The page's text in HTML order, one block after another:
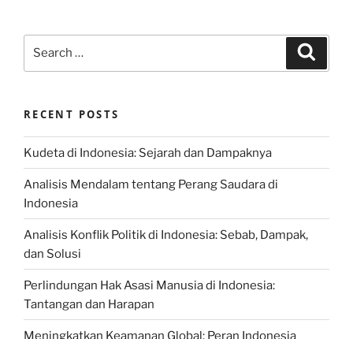
RECENT POSTS
Kudeta di Indonesia: Sejarah dan Dampaknya
Analisis Mendalam tentang Perang Saudara di
Indonesia
Analisis Konflik Politik di Indonesia: Sebab, Dampak,
dan Solusi
Perlindungan Hak Asasi Manusia di Indonesia:
Tantangan dan Harapan
Meningkatkan Keamanan Global: Peran Indonesia